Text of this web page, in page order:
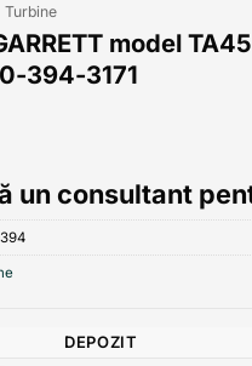
Turbine
model
394-3171
un consultant
DEPOZIT